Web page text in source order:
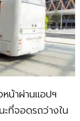
น้าผ่านแอปฯ
ที่จอดรถว่างใน